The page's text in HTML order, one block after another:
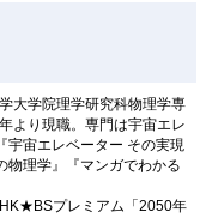
大学院理学研究科物理学専
より現職。専門は宇宙エレ
宇宙エレベーター その実現
物理学』『マンガでわかる
プレミアム「2050年